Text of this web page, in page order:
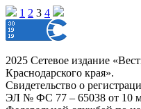
1 2 3 4
2025 Сетевое издание
Краснодарского края».
Свидетельство о
ЭЛ № ФС 77 – 65038 от 10